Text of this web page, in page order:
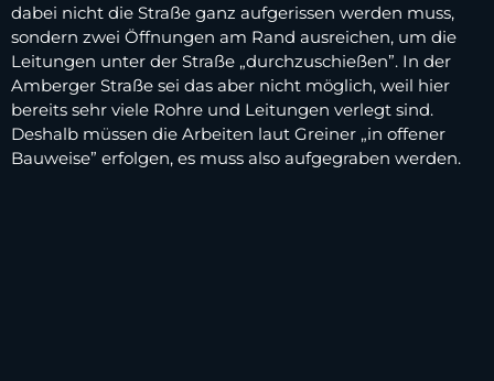
dabei nicht die Straße ganz aufgerissen werden muss,
sondern zwei Öffnungen am Rand ausreichen, um die
Leitungen unter der Straße „durchzuschießen”. In der
Amberger Straße sei das aber nicht möglich, weil hier
bereits sehr viele Rohre und Leitungen verlegt sind.
Deshalb müssen die Arbeiten laut Greiner „in offener
Bauweise” erfolgen, es muss also aufgegraben werden.